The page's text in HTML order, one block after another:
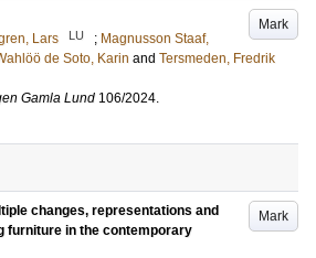
Mark
Lars LU ; Magnusson Staaf,
de Soto, Karin and Tersmeden, Fredrik
Gamla Lund 106/2024.
Mark
changes, representations and
furniture in the contemporary